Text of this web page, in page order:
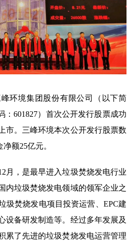
环境集团股份有限公司（以下简
：601827）首次公开发行股票成功
市。三峰环境本次公开发行股票数
额25亿元。
月，是最早进入垃圾焚烧发电行业
内垃圾焚烧发电领域的领军企业之
圾焚烧发电项目投资运营、EPC建
设备研发制造等。经过多年发展及
累了先进的垃圾焚烧发电运营管理